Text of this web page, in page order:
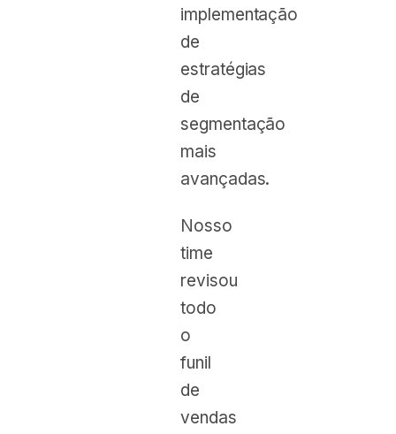
implementação
de
estratégias
de
segmentação
mais
avançadas.
Nosso
time
revisou
todo
o
funil
de
vendas